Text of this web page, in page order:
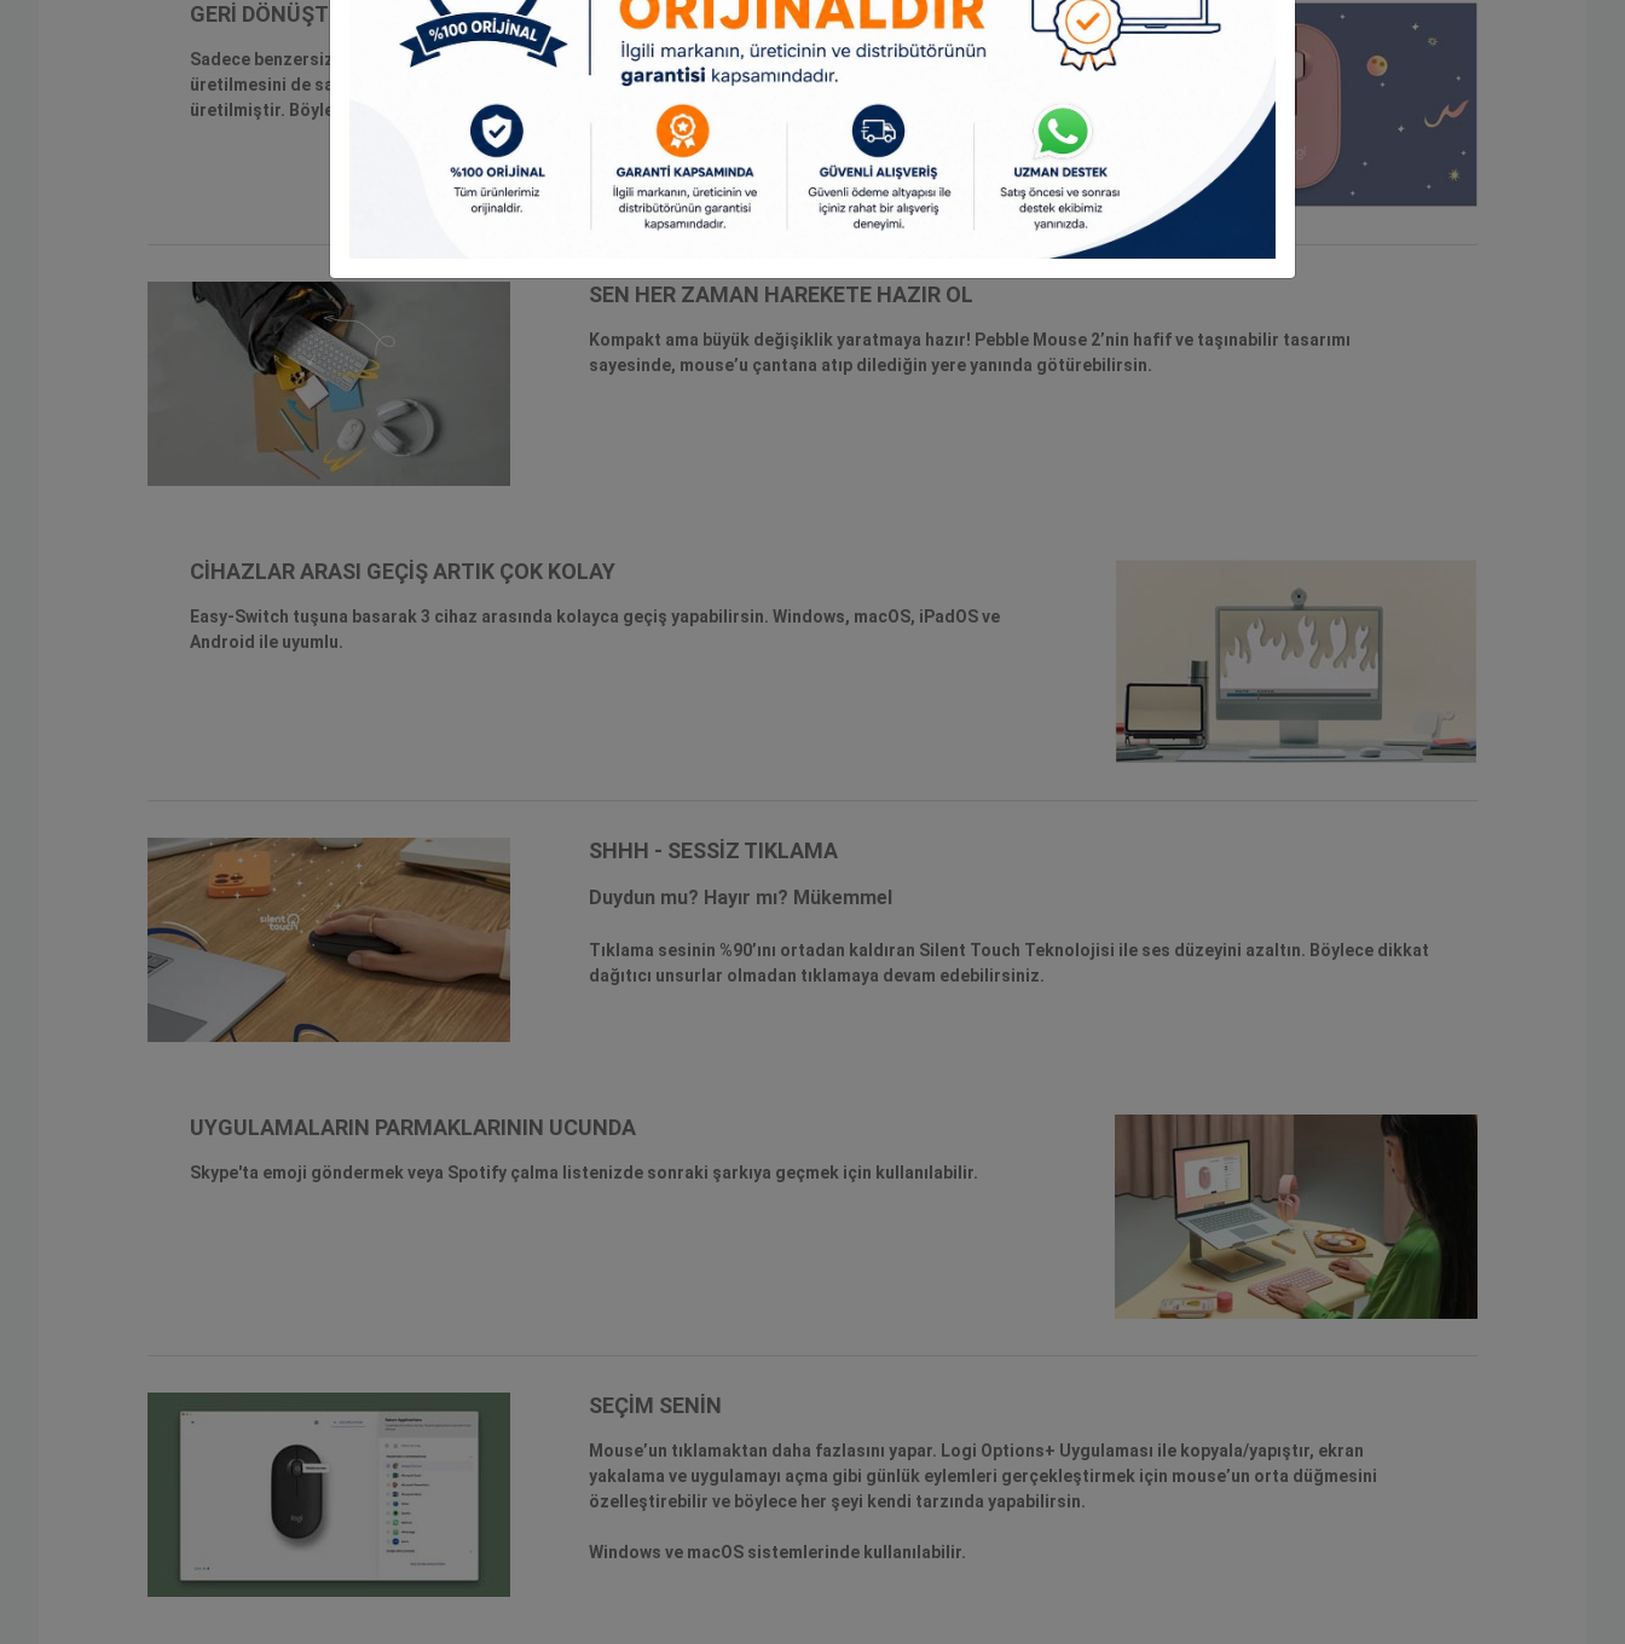
GERİ DÖNÜŞTÜRÜLMÜŞ PLASTİK DE GÜZEL GÖRÜNEBİLİR
Sadece benzersiz bir tasarım ortaya çıkarmakla kalmıyor, ürünlerimizin çevreye duyarlı olarak
üretilmesini de sağlıyoruz. Pebble Mouse 2, %50’den fazla geri dönüştürülmüş plastik kullanılarak
üretilmiştir. Böylece tarzına uyan bir renk seçebilirsin.
SEN HER ZAMAN HAREKETE HAZIR OL
Kompakt ama büyük değişiklik yaratmaya hazır! Pebble Mouse 2’nin hafif ve taşınabilir tasarımı
sayesinde, mouse’u çantana atıp dilediğin yere yanında götürebilirsin.
CİHAZLAR ARASI GEÇİŞ ARTIK ÇOK KOLAY
Easy-Switch tuşuna basarak 3 cihaz arasında kolayca geçiş yapabilirsin. Windows, macOS, iPadOS ve
Android ile uyumlu.
SHHH - SESSİZ TIKLAMA
Duydun mu? Hayır mı? Mükemmel
Tıklama sesinin %90’ını ortadan kaldıran Silent Touch Teknolojisi ile ses düzeyini azaltın. Böylece dikkat
dağıtıcı unsurlar olmadan tıklamaya devam edebilirsiniz.
UYGULAMALARIN PARMAKLARININ UCUNDA
Skype'ta emoji göndermek veya Spotify çalma listenizde sonraki şarkıya geçmek için kullanılabilir.
SEÇİM SENİN
Mouse’un tıklamaktan daha fazlasını yapar. Logi Options+ Uygulaması ile kopyala/yapıştır, ekran
yakalama ve uygulamayı açma gibi günlük eylemleri gerçekleştirmek için mouse’un orta düğmesini
özelleştirebilir ve böylece her şeyi kendi tarzında yapabilirsin.
Windows ve macOS sistemlerinde kullanılabilir.